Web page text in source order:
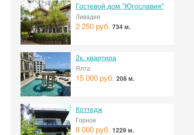
Гостевой дом "Югославия"
Ливадия
2 250 руб. 734 м.
2к. квартира
Ялта
15 000 руб. 208 м.
Коттедж
Горное
8 000 руб. 1229 м.